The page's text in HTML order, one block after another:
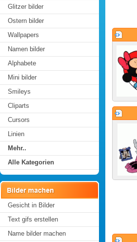
Glitzer bilder
Ostern bilder
Wallpapers
Namen bilder
Alphabete
Mini bilder
Smileys
Cliparts
Cursors
Linien
Mehr..
Alle Kategorien
Gesicht in Bilder
Text gifs erstellen
Name bilder machen